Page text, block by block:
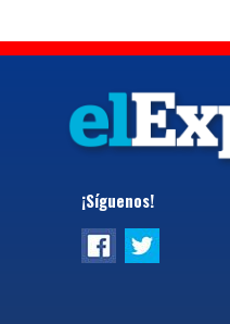
¡Síguenos!